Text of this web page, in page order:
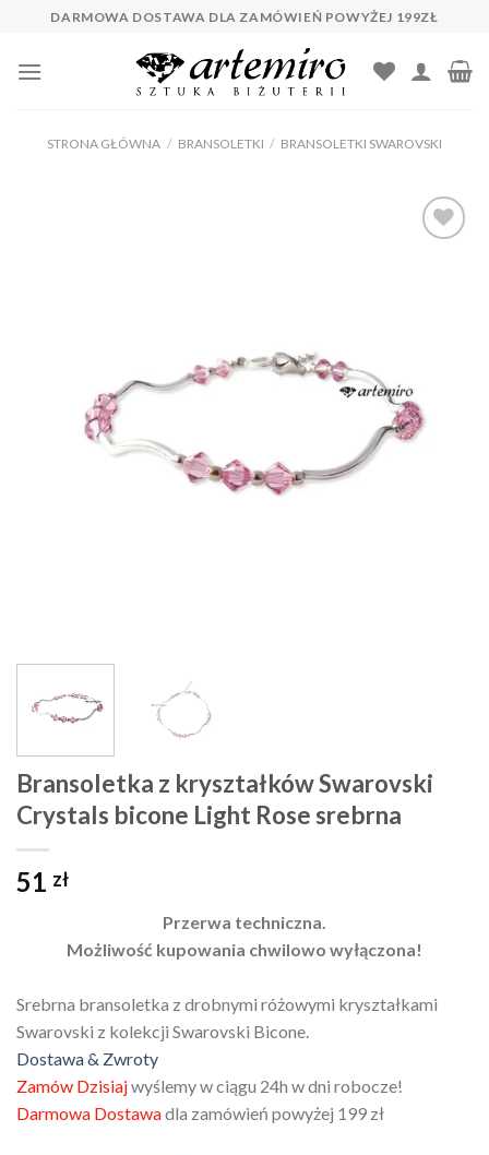
content
DARMOWA DOSTAWA DLA ZAMÓWIEŃ POWYŻEJ 199ZŁ
STRONA GŁÓWNA / BRANSOLETKI / BRANSOLETKI SWAROVSKI
Bransoletka z kryształków Swarovski
Crystals bicone Light Rose srebrna
51 zł
Przerwa techniczna.
Możliwość kupowania chwilowo wyłączona!
Srebrna bransoletka z drobnymi różowymi kryształkami
Swarovski z kolekcji Swarovski Bicone.
Dostawa & Zwroty
Zamów Dzisiajwyślemy w ciągu 24h w dni robocze!
Darmowa Dostawadla zamówień powyżej 199 zł